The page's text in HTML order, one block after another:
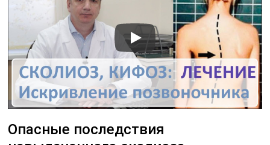
Опасные последствия